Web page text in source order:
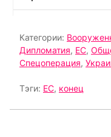
Категории:
Дипломатия, ЕС,
Спецоперация,
Тэги: ЕС, конец